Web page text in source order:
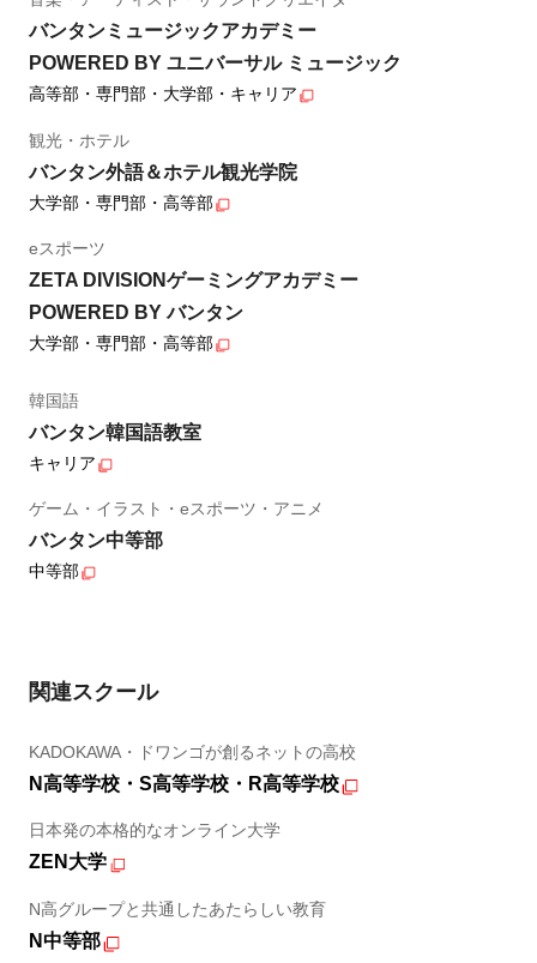
バンタンミュージックアカデミー
POWERED BY ユニバーサル ミュージック
高等部・専門部・大学部・キャリア
観光・ホテル
バンタン外語＆ホテル観光学院
大学部・専門部・高等部
eスポーツ
ZETA DIVISIONゲーミングアカデミー
POWERED BY バンタン
大学部・専門部・高等部
韓国語
バンタン韓国語教室
キャリア
ゲーム・イラスト・eスポーツ・アニメ
バンタン中等部
中等部
関連スクール
KADOKAWA・ドワンゴが創るネットの高校
N高等学校・S高等学校・R高等学校
日本発の本格的なオンライン大学
ZEN大学
N高グループと共通したあたらしい教育
N中等部